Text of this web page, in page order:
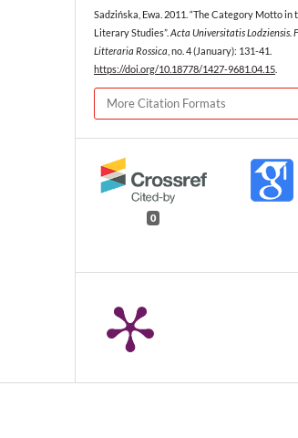
Sadzińska, Ewa. 2011. “The Category Motto in
Literary Studies”. Acta Universitatis Lodziensis.
Litteraria Rossica , no. 4 (January): 131-41.
https://doi.org/10.18778/1427-9681.04.15
More Citation Formats
0